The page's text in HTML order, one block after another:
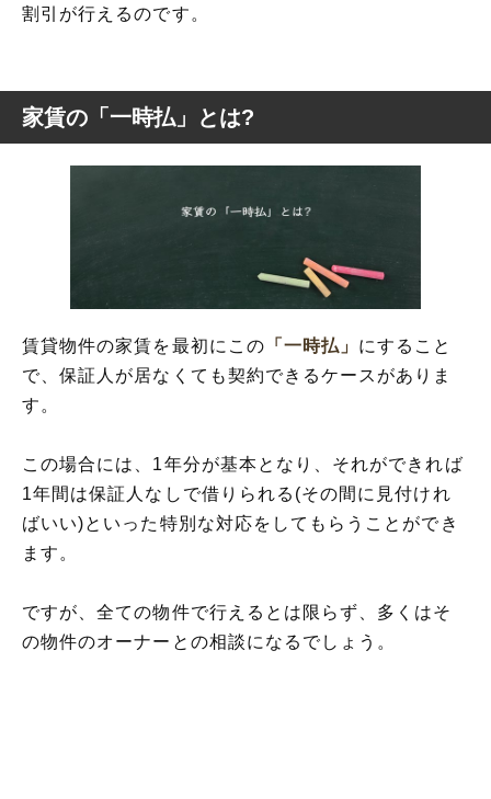
割引が行えるのです。
家賃の「一時払」とは?
賃貸物件の家賃を最初にこの 「一時払」 にすること
で、保証人が居なくても契約できるケースがありま
す。
この場合には、1年分が基本となり、それができれば
1年間は保証人なしで借りられる(その間に見付けれ
ばいい)といった特別な対応をしてもらうことができ
ます。
ですが、全ての物件で行えるとは限らず、多くはそ
の物件のオーナーとの相談になるでしょう。